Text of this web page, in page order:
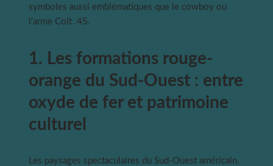
symboles aussi emblématiques que le cowboy ou
l’arme Colt .45.
1. Les formations rouge-
orange du Sud-Ouest : entre
oxyde de fer et patrimoine
culturel
Les paysages spectaculaires du Sud-Ouest américain,